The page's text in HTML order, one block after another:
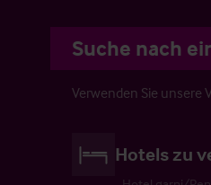
Suche nach
Verwenden Sie unsere
Hotels zu